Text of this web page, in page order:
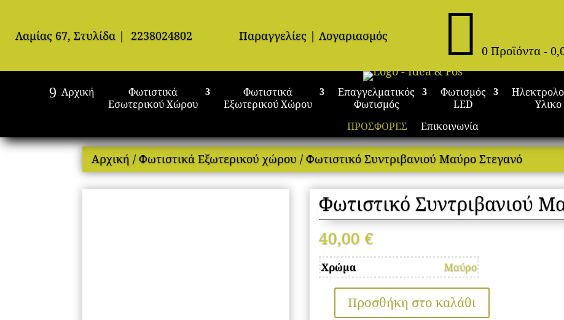
Λαμίας 67, Στυλίδα | 2238024802 Παραγγελίες |Λογαριασμός  0 Προϊόντα -
Αρχική
Φωτιστικά
Εσωτερικού Χώρου
Φωτιστικά
Εξωτερικού Χώρου
Επαγγελματικός
Φωτισμός
Φωτισμός
LED
Υλικο
ΠΡΟΣΦΟΡΕΣ Επικοινωνία
Αρχική /Φωτιστικά Εξωτερικού χώρου / Φωτιστικό Συντριβανιού Μαύρο Στεγανό
Φωτιστικό Συντριβανιού
40,00 €
Χρώμα Μαύρο
Φωτιστικό
Προσθήκη στο καλάθι